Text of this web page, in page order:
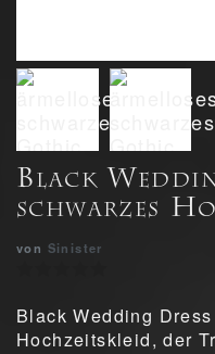
Black
schwarzes
von Sinister
Black Wedding
Hochzeitskleid, der